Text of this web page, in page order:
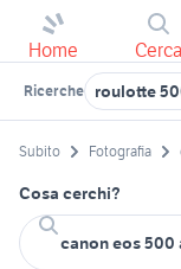
Home Cerca
Ricerche roulotte
Subito Fotografia
Cosa cerchi?